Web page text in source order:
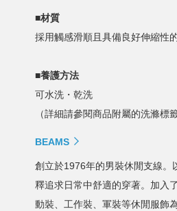
■材質
採用觸感滑順且具備良好伸縮性
■養護方法
可水洗・乾洗
（詳細請參閱商品附屬的洗滌標籤
BEAMS
創立於1976年的男裝休閒支線。
釋追求日常中舒適的穿著。加入
動裝、工作裝、軍裝等休閒服飾